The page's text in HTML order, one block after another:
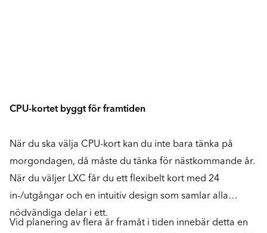
CPU-kortet byggt för framtiden
När du ska välja CPU-kort kan du inte bara tänka på
morgondagen, då måste du tänka för nästkommande år.
När du väljer LXC får du ett flexibelt kort med 24
in-/utgångar och en intuitiv design som samlar alla
nödvändiga delar i ett.
Vid planering av flera år framåt i tiden innebär detta en